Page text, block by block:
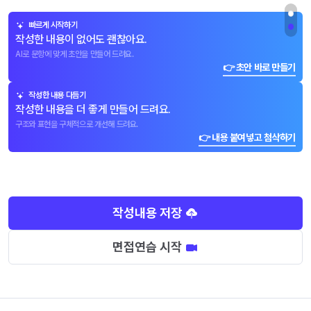
빠르게 시작하기
작성한 내용이 없어도 괜찮아요.
AI로 문항에 맞게 초안을 만들어 드려요.
👉 초안 바로 만들기
작성한 내용 다듬기
작성한 내용을 더 좋게 만들어 드려요.
구조와 표현을 구체적으로 개선해 드려요.
👉 내용 붙여넣고 첨삭하기
작성내용 저장
면접연습 시작